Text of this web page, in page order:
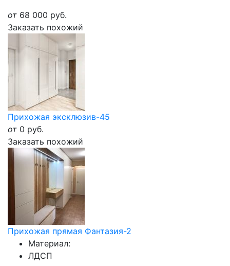
от 68 000 руб.
Заказать похожий
Прихожая эксклюзив-45
от 0 руб.
Заказать похожий
Прихожая прямая Фантазия-2
Материал:
ЛДСП